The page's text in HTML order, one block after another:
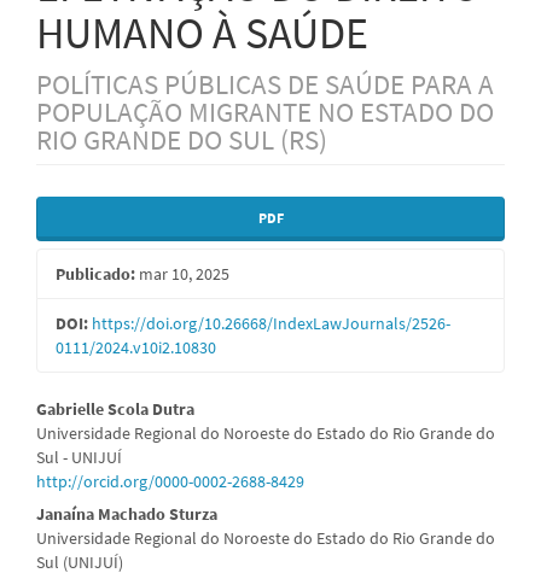
HUMANO À SAÚDE
POLÍTICAS PÚBLICAS DE SAÚDE PARA A
POPULAÇÃO MIGRANTE NO ESTADO DO
RIO GRANDE DO SUL (RS)
Barra
lateral
de
artigos
PDF
Publicado: mar 10, 2025
DOI: https://doi.org/10.26668/IndexLawJournals/2526-
0111/2024.v10i2.10830
Conteúdo
do
artigo
principal
Gabrielle Scola Dutra
Universidade Regional do Noroeste do Estado do Rio Grande do
Sul - UNIJUÍ
http://orcid.org/0000-0002-2688-8429
Janaína Machado Sturza
Universidade Regional do Noroeste do Estado do Rio Grande do
Sul (UNIJUÍ)